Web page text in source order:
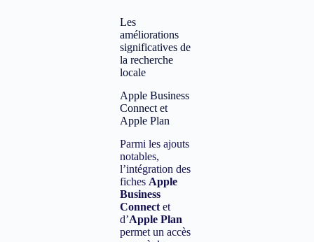
Les
améliorations
significatives de
la recherche
locale
Apple Business
Connect et
Apple Plan
Parmi les ajouts
notables,
l’intégration des
fiches Apple
Business
Connectet
d’Apple Plan
permet un accès